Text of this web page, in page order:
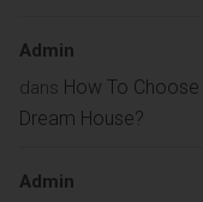
Admin
dans How To
Dream House?
Admin